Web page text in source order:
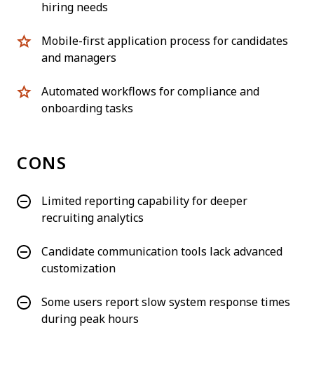
hiring needs
Mobile-first application process for candidates
and managers
Automated workflows for compliance and
onboarding tasks
CONS
Limited reporting capability for deeper
recruiting analytics
Candidate communication tools lack advanced
customization
Some users report slow system response times
during peak hours